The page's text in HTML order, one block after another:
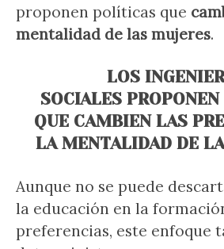
proponen políticas que
mentalidad de las mujeres.
LOS
SOCIALES
QUE CAMBIEN LAS
LA MENTALIDAD DE
Aunque no se puede
la educación en la
preferencias, este enfoque